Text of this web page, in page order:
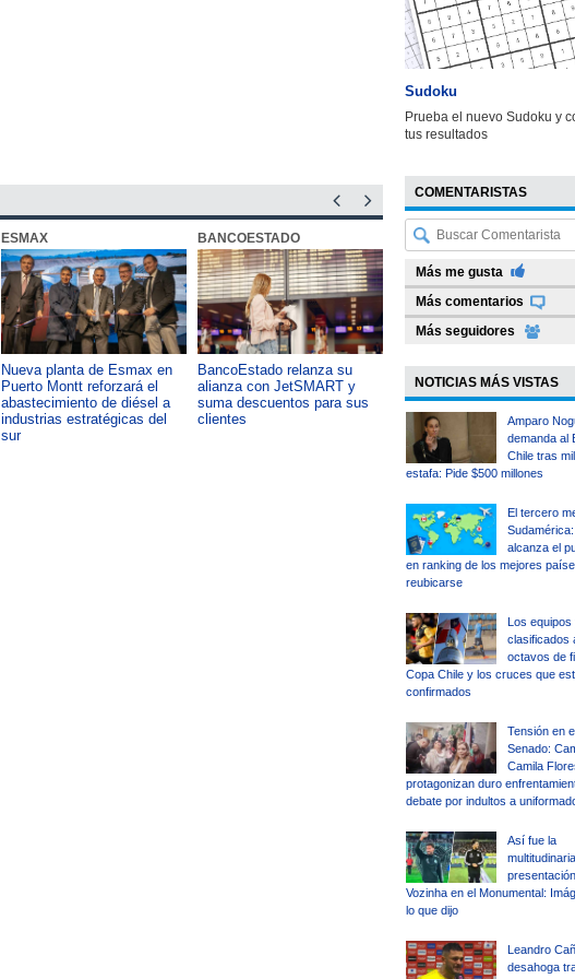
ESMAX
Nueva planta de Esmax en
Puerto Montt reforzará el
abastecimiento de diésel a
industrias estratégicas del
sur
BANCOESTADO
BancoEstado relanza su
alianza con JetSMART y
suma descuentos para sus
clientes
OTIC CCHC
Capacitación como foco del
desarrollo país: OTIC de la
CChC lanza podcast sobre
impacto de formar talento
Sudoku
Prueba el nuevo Sudoku y
tus resultados
COMENTARISTAS
Más me gusta
Más comentarios
Más seguidores
NOTICIAS MÁS VISTAS
Amparo
demanda al
Chile tras
estafa: Pide $500 millones
El tercero
alcanza el
en ranking de los mejores
reubicarse
Los equipos
clasificados
octavos de
Copa Chile y los cruces que
confirmados
Tensión en
Senado:
Camila
protagonizan duro
debate por indultos a
Así fue la
multitudinaria
Vozinha en el Monumental:
lo que dijo
Leandro
desahoga